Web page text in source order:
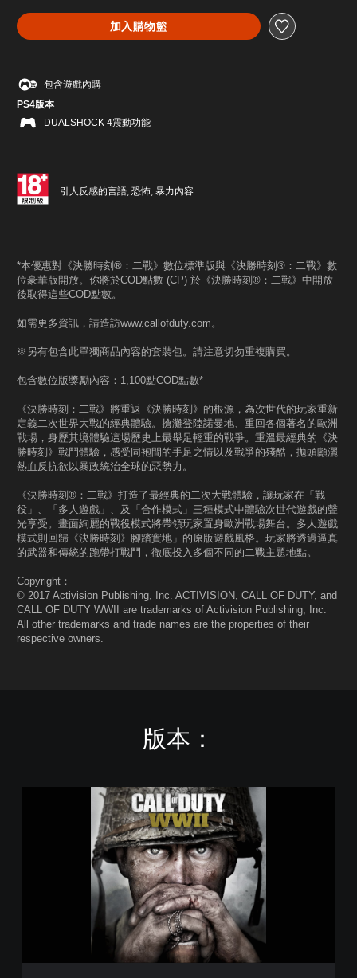
加入購物籃
包含遊戲內購
PS4版本
DUALSHOCK 4震動功能
引人反感的言語, 恐怖, 暴力內容
*本優惠對《決勝時刻®：二戰》數位標準版與《決勝時刻®：二戰》數
位豪華版開放。你將於COD點數 (CP) 於《決勝時刻®：二戰》中開放
後取得這些COD點數。
如需更多資訊，請造訪www.callofduty.com。
※另有包含此單獨商品內容的套裝包。請注意切勿重複購買。
包含數位版獎勵內容：1,100點COD點數*
《決勝時刻：二戰》將重返《決勝時刻》的根源，為次世代的玩家重新
定義二次世界大戰的經典體驗。搶灘登陸諾曼地、重回各個著名的歐洲
戰場，身歷其境體驗這場歷史上最舉足輕重的戰爭。重溫最經典的《決
勝時刻》戰鬥體驗，感受同袍間的手足之情以及戰爭的殘酷，拋頭顱灑
熱血反抗欲以暴政統治全球的惡勢力。
《決勝時刻®：二戰》打造了最經典的二次大戰體驗，讓玩家在「戰
役」、「多人遊戲」、及「合作模式」三種模式中體驗次世代遊戲的聲
光享受。畫面絢麗的戰役模式將帶領玩家置身歐洲戰場舞台。多人遊戲
模式則回歸《決勝時刻》腳踏實地」的原版遊戲風格。玩家將透過逼真
的武器和傳統的跑帶打戰鬥，徹底投入多個不同的二戰主題地點。
Copyright：
© 2017 Activision Publishing, Inc. ACTIVISION, CALL OF DUTY, and
CALL OF DUTY WWII are trademarks of Activision Publishing, Inc.
All other trademarks and trade names are the properties of their
respective owners.
版本：
韓